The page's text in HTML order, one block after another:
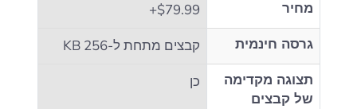
מחיר
$79.99+
גרסה חינמית
קבצים מתחת ל-256 KB
תצוגה מקדימה
של קבצים
כן